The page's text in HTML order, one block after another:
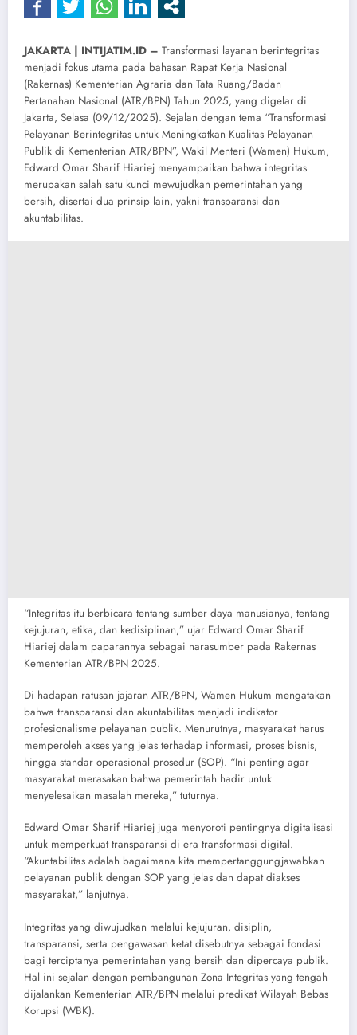
JAKARTA | INTIJATIM.ID – Transformasi layanan berintegritas
menjadi fokus utama pada bahasan Rapat Kerja Nasional
(Rakernas) Kementerian Agraria dan Tata Ruang/Badan
Pertanahan Nasional (ATR/BPN) Tahun 2025, yang digelar di
Jakarta, Selasa (09/12/2025). Sejalan dengan tema “Transformasi
Pelayanan Berintegritas untuk Meningkatkan Kualitas Pelayanan
Publik di Kementerian ATR/BPN”, Wakil Menteri (Wamen) Hukum,
Edward Omar Sharif Hiariej menyampaikan bahwa integritas
merupakan salah satu kunci mewujudkan pemerintahan yang
bersih, disertai dua prinsip lain, yakni transparansi dan
akuntabilitas.
“Integritas itu berbicara tentang sumber daya manusianya, tentang
kejujuran, etika, dan kedisiplinan,” ujar Edward Omar Sharif
Hiariej dalam paparannya sebagai narasumber pada Rakernas
Kementerian ATR/BPN 2025.
Di hadapan ratusan jajaran ATR/BPN, Wamen Hukum mengatakan
bahwa transparansi dan akuntabilitas menjadi indikator
profesionalisme pelayanan publik. Menurutnya, masyarakat harus
memperoleh akses yang jelas terhadap informasi, proses bisnis,
hingga standar operasional prosedur (SOP). “Ini penting agar
masyarakat merasakan bahwa pemerintah hadir untuk
menyelesaikan masalah mereka,” tuturnya.
Edward Omar Sharif Hiariej juga menyoroti pentingnya digitalisasi
untuk memperkuat transparansi di era transformasi digital.
“Akuntabilitas adalah bagaimana kita mempertanggungjawabkan
pelayanan publik dengan SOP yang jelas dan dapat diakses
masyarakat,” lanjutnya.
Integritas yang diwujudkan melalui kejujuran, disiplin,
transparansi, serta pengawasan ketat disebutnya sebagai fondasi
bagi terciptanya pemerintahan yang bersih dan dipercaya publik.
Hal ini sejalan dengan pembangunan Zona Integritas yang tengah
dijalankan Kementerian ATR/BPN melalui predikat Wilayah Bebas
Korupsi (WBK).